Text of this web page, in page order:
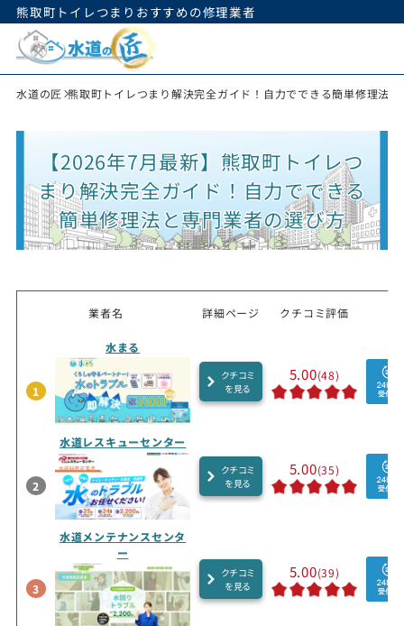
熊取町トイレつまりおすすめの修理業者
水道の匠 熊取町トイレつまり解決完全ガイド！自力でできる簡単修理法
【2026年7月最新】熊取町トイレつ
まり解決完全ガイド！自力でできる
簡単修理法と専門業者の選び方
業者名 詳細ページ クチコミ評価
1
水まる
クチコミ
を見る
5.00(48)
2
水道レスキューセンター
クチコミ
を見る
5.00(35)
3
水道メンテナンスセンタ
ー
クチコミ
を見る
5.00(39)